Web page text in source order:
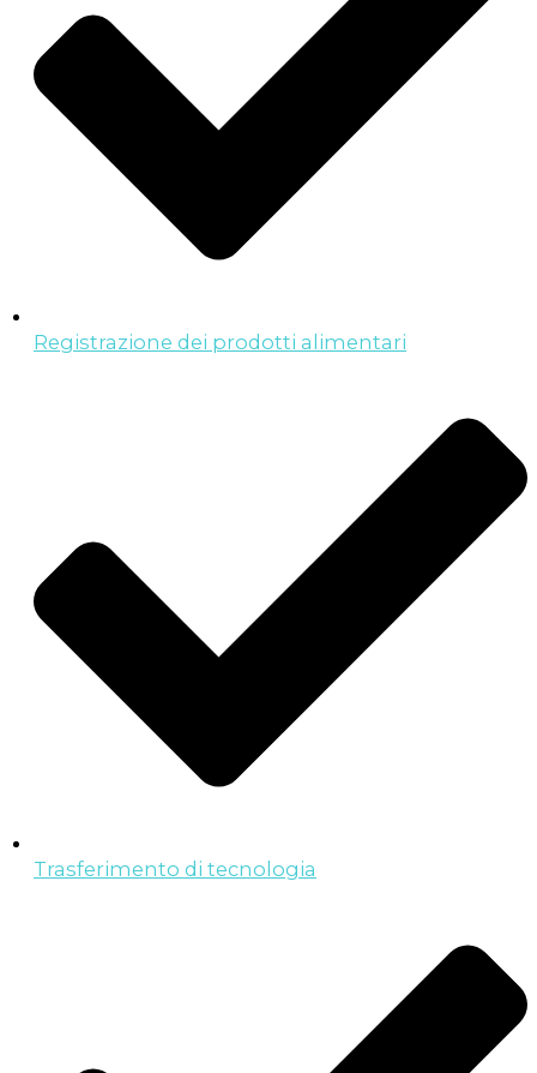
Registrazione dei prodotti alimentari
Trasferimento di tecnologia